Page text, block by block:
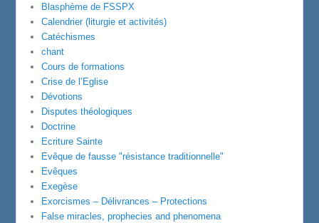
Blasphème de FSSPX
Calendrier (liturgie et activités)
Catéchismes
chant
Cours de formations
Crise de l’Eglise
Dévotions
Disputes théologiques
Doctrine
Ecriture Sainte
Evêque de fausse "résistance traditionnelle"
Evêques
Exegèse
Exorcismes – Délivrances – Protections
False miracles, prophecies and phenomena